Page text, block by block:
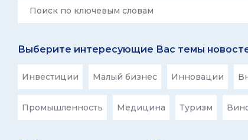
Выберите интересующие Вас темы
Инвестиции Малый бизнес Инновации
Промышленность Медицина Туризм